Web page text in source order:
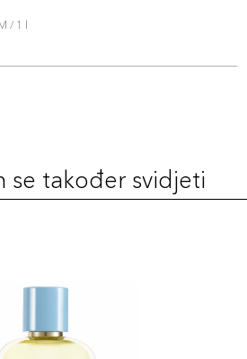
/ 1 l
se također svidjeti